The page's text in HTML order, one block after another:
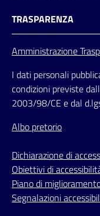
TRASPARENZA
Amministrazione
I dati personali
condizioni previste
2003/98/CE e dal
Albo pretorio
Dichiarazione di
Obiettivi di
Piano di
Segnalazioni